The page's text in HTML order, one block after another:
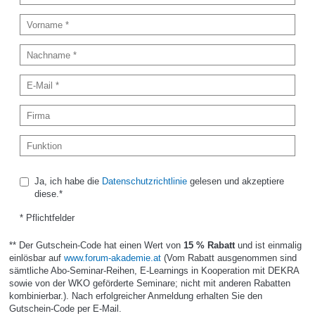
Ja, ich habe die Datenschutzrichtliniegelesen und akzeptiere
diese.*
* Pflichtfelder
** Der Gutschein-Code hat einen Wert von 15 % Rabatt und ist einmalig
einlösbar auf www.forum-akademie.at(Vom Rabatt ausgenommen sind
sämtliche Abo-Seminar-Reihen, E-Learnings in Kooperation mit DEKRA
sowie von der WKO geförderte Seminare; nicht mit anderen Rabatten
kombinierbar.). Nach erfolgreicher Anmeldung erhalten Sie den
Gutschein-Code per E-Mail.